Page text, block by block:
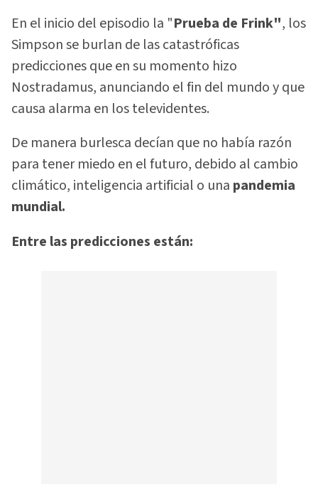
En el inicio del episodio la "Prueba de Frink", los
Simpson se burlan de las catastróficas
predicciones que en su momento hizo
Nostradamus, anunciando el fin del mundo y que
causa alarma en los televidentes.
De manera burlesca decían que no había razón
para tener miedo en el futuro, debido al cambio
climático, inteligencia artificial o una pandemia
mundial.
Entre las predicciones están: